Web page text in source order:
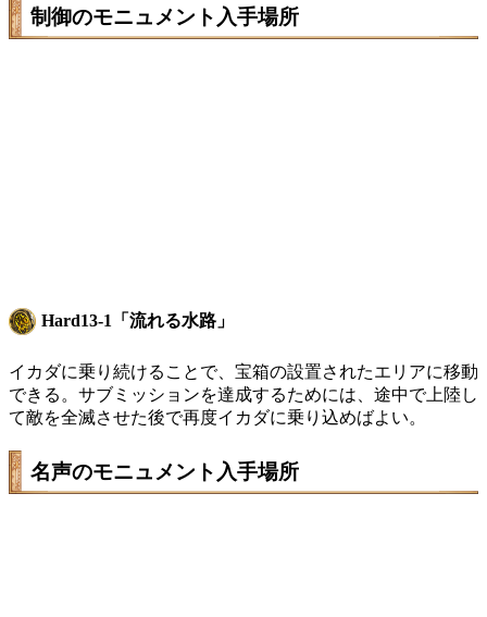
制御のモニュメント入手場所
Hard13-1「流れる水路」
イカダに乗り続けることで、宝箱の設置されたエリアに移動
できる。サブミッションを達成するためには、途中で上陸し
て敵を全滅させた後で再度イカダに乗り込めばよい。
名声のモニュメント入手場所